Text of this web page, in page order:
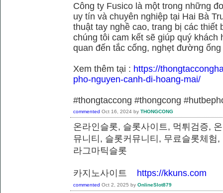
Công ty Fusico là một trong những
uy tín và chuyên nghiệp tại Hai Bà
thuật tay nghề cao, trang bị các thiết
chúng tôi cam kết sẽ giúp quý
quan đến tắc cống, nghẹt đường
Xem thêm tại : https://
pho-nguyen-canh-di-hoang-mai/
#thongtaccong #thongcong
commented Oct 16, 2024 by THONGCONG
온라인슬롯, 슬롯사이트, 먹튀검증,
뮤니티, 슬롯커뮤니티, 무료슬롯체험
라그마틱슬롯
카지노사이트 https://kkuns.com
commented Oct 2, 2025 by OnlineSlot879